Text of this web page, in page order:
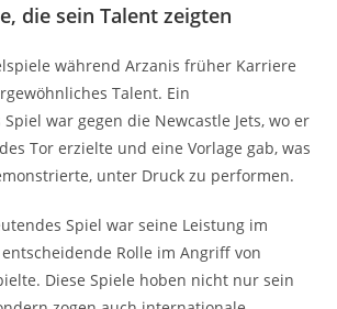
die sein Talent zeigten
während Arzanis früher Karriere
Talent. Ein
war gegen die Newcastle Jets, wo er
Tor erzielte und eine Vorlage gab, was
unter Druck zu performen.
Spiel war seine Leistung im
Rolle im Angriff von
Diese Spiele hoben nicht nur sein